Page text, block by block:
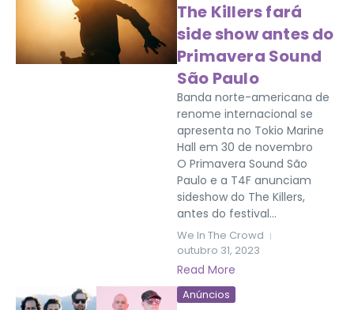
The Killers fará
side show antes do
Primavera Sound
São Paulo
Banda norte-americana de
renome internacional se
apresenta no Tokio Marine
Hall em 30 de novembro
O Primavera Sound São
Paulo e a T4F anunciam
sideshow do The Killers,
antes do festival...
We In The Crowd
outubro 31, 2023
Read More
Anúncios